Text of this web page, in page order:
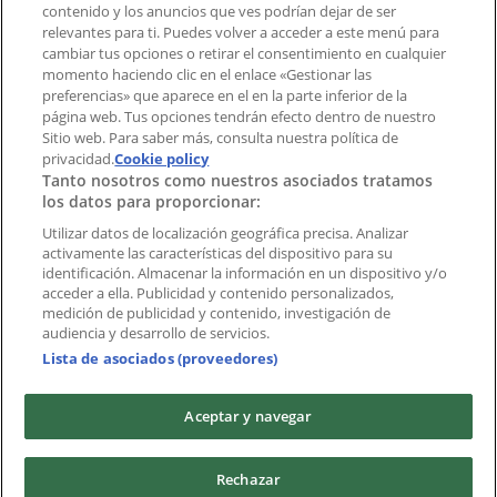
aplicación?
Índices
Marcas
Negocios
Negocios cercanos
Productos
Ciudades
Descargar la APP Tiendeo
Copyright © Tiendeo ® 2026 · Shopfully Marketing S.L.U. –
contenido y los anuncios que ves podrían dejar de ser
relevantes para ti. Puedes volver a acceder a este menú para
cambiar tus opciones o retirar el consentimiento en cualquier
momento haciendo clic en el enlace «Gestionar las
preferencias» que aparece en el en la parte inferior de la
página web. Tus opciones tendrán efecto dentro de nuestro
Sitio web. Para saber más, consulta nuestra política de
privacidad.Cookie policy
Tanto nosotros como nuestros asociados tratamos
los datos para proporcionar:
Utilizar datos de localización geográfica precisa. Analizar
activamente las características del dispositivo para su
identificación. Almacenar la información en un dispositivo y/o
acceder a ella. Publicidad y contenido personalizados,
medición de publicidad y contenido, investigación de
audiencia y desarrollo de servicios.
Lista de asociados (proveedores)
Aceptar y navegar
Rechazar